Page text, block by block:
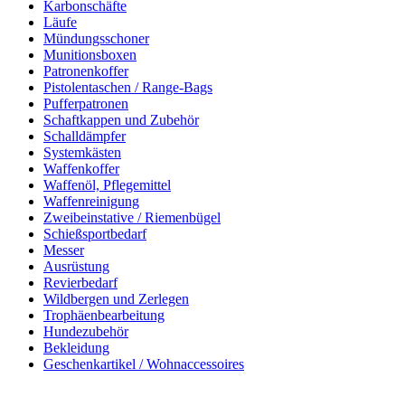
Karbonschäfte
Läufe
Mündungsschoner
Munitionsboxen
Patronenkoffer
Pistolentaschen / Range-Bags
Pufferpatronen
Schaftkappen und Zubehör
Schalldämpfer
Systemkästen
Waffenkoffer
Waffenöl, Pflegemittel
Waffenreinigung
Zweibeinstative / Riemenbügel
Schießsportbedarf
Messer
Ausrüstung
Revierbedarf
Wildbergen und Zerlegen
Trophäenbearbeitung
Hundezubehör
Bekleidung
Geschenkartikel / Wohnaccessoires